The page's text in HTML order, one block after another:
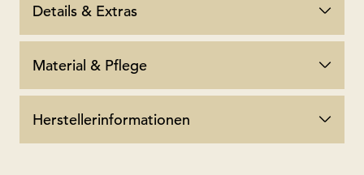
Details & Extras
Material & Pflege
Herstellerinformationen